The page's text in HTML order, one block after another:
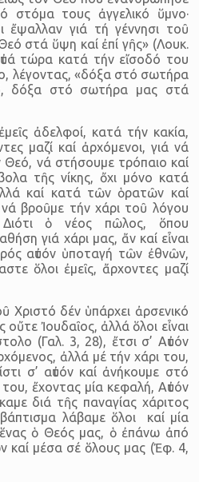
στόμα τους ἀγγελικό ὕμνο·
ἔψαλλαν γιά τή γέννησι τοῦ
στά ὕψη καί ἐπί γῆς» (Λουκ.
τώρα κατά τήν εἴσοδό του
λέγοντας, «δόξα στό σωτήρα
δόξα στό σωτήρα μας στά
ἀδελφοί, κατά τήν κακία,
μαζί καί ἀρχόμενοι, γιά νά
νά στήσουμε τρόπαιο καί
τῆς νίκης, ὄχι μόνο κατά
καί κατά τῶν ὁρατῶν καί
βροῦμε τήν χάρι τοῦ λόγου
Διότι ὁ νέος πῶλος, ὅπου
γιά χάρι μας, ἄν καί εἶναι
αὐτόν ὑποταγή τῶν ἐθνῶν,
ὅλοι ἐμεῖς, ἄρχοντες μαζί
Χριστό δέν ὑπάρχει ἀρσενικό
Ἰουδαῖος, ἀλλά ὅλοι εἶναι
(Γαλ. 3, 28), ἔτσι σ’ Αὐτόν
ἀλλά μέ τήν χάρι του,
σ’ αὐτόν καί ἀνήκουμε στό
ἔχοντας μία κεφαλή, Αὐτόν
διά τῆς παναγίας χάριτος
λάβαμε ὅλοι καί μία
ἕνας ὁ Θεός μας, ὁ ἐπάνω ἀπό
καί μέσα σέ ὅλους μας (Ἐφ. 4,